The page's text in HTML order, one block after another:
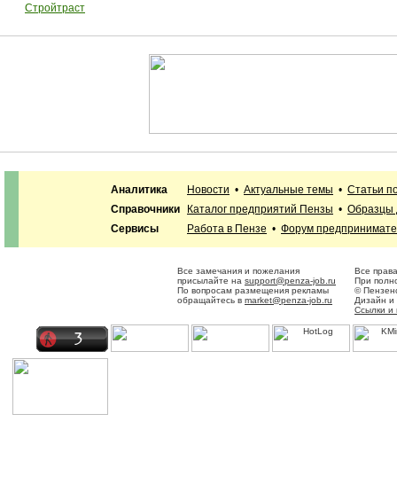
Стройтраст
Аналитика Новости • Актуальные темы • Статьи
Справочники
Каталог предприятий Пензы • Образцы
Сервисы
Работа в Пензе • Форум
Все замечания и пожелания
присылайте на support@penza-job.ru
По вопросам размещения рекламы
обращайтесь в market@penza-job.ru
Все
При
©
Дизайн и
Ссылки и